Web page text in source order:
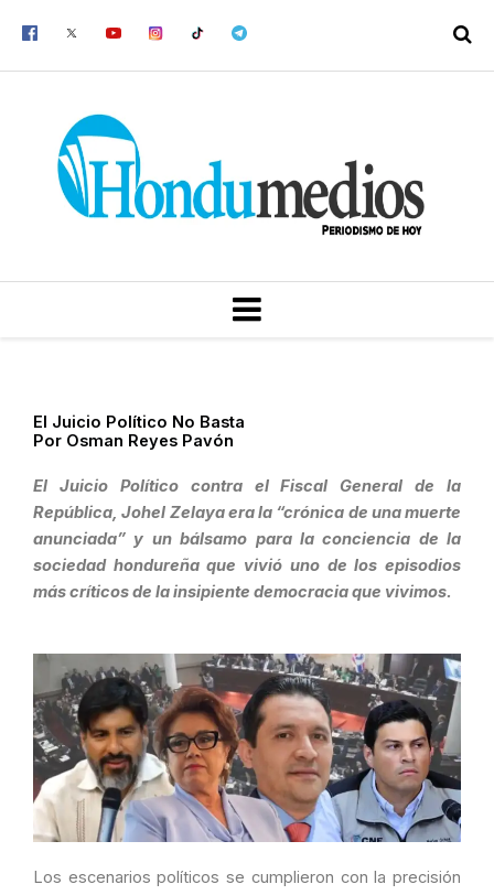
MENU
El Juicio Político No Basta
Por Osman Reyes Pavón
El Juicio Político contra el Fiscal General de la
República, Johel Zelaya era la “crónica de una muerte
anunciada” y un bálsamo para la conciencia de la
sociedad hondureña que vivió uno de los episodios
más críticos de la insipiente democracia que vivimos.
Los escenarios políticos se cumplieron con la precisión